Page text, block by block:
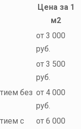
Цена за 1
м2
от 3 000
руб.
от 3 500
руб.
без от 4 000
руб.
с
от 6 000